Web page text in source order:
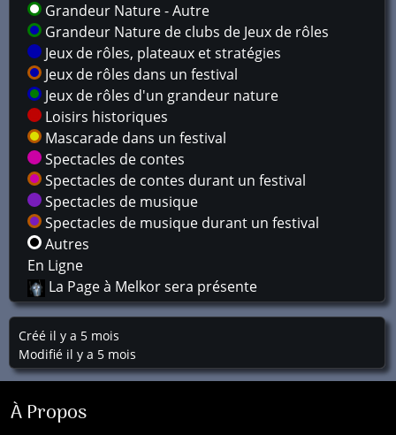
Grandeur Nature - Autre
Grandeur Nature de clubs de Jeux de rôles
Jeux de rôles, plateaux et stratégies
Jeux de rôles dans un festival
Jeux de rôles d'un grandeur nature
Loisirs historiques
Mascarade dans un festival
Spectacles de contes
Spectacles de contes durant un festival
Spectacles de musique
Spectacles de musique durant un festival
Autres
En Ligne
La Page à Melkor sera présente
Créé il y a 5 mois
Modifié il y a 5 mois
À Propos